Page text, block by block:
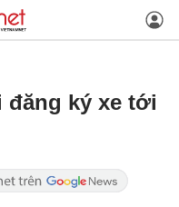
đăng ký xe tới